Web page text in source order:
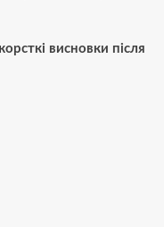
висновки після